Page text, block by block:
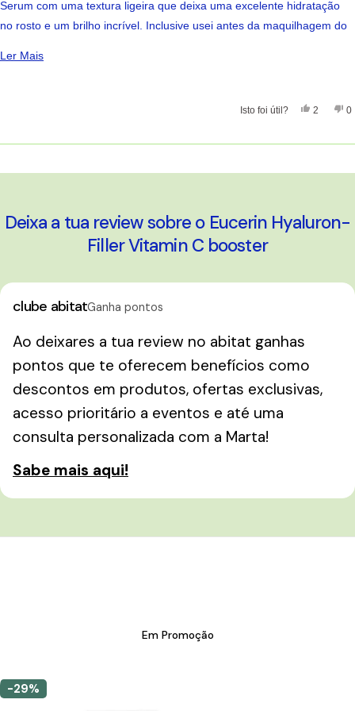
Serum com uma textura ligeira que deixa uma excelente hidratação
no rosto e um brilho incrível. Inclusive usei antes da maquilhagem do
Ler MaisLer Mais Sobre Esta Avaliação
Isto foi útil? Sim,
2 0
Deixa a tua review sobre o Eucerin Hyaluron-
Filler Vitamin C booster
clube abitatGanha pontos
Ao deixares a tua review no abitat ganhas
pontos que te oferecem benefícios como
descontos em produtos, ofertas exclusivas,
acesso prioritário a eventos e até uma
consulta personalizada com a Marta!
Sabe mais aqui!
Em Promoção
-29%